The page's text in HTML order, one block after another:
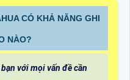
CÓ KHẢ NĂNG GHI
NÀO?
với mọi vấn đề cần